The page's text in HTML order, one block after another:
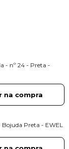
- nº 24 - Preta -
na compra
Bojuda Preta - EWEL